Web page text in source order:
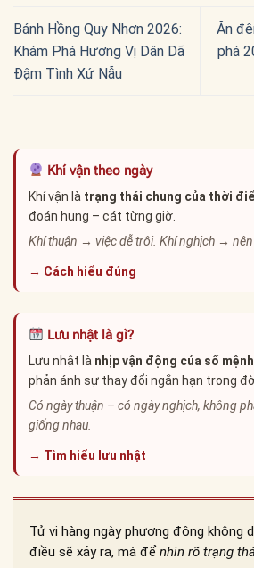
Bánh Hồng Quy Nhơn 2026:
Khám Phá Hương Vị Dân Dã
Đậm Tình Xứ Nẫu
Ăn
phá
Khí vận theo ngày
Khí vận là trạng thái chung của thời
đoán hung – cát từng giờ.
Khí thuận → việc dễ trôi. Khí nghịch → nên
→ Cách hiểu đúng
Lưu nhật là gì?
Lưu nhật là nhịp vận động của số
phản ánh sự thay đổi ngắn hạn trong
Có ngày thuận – có ngày nghịch, không
giống nhau.
→ Tìm hiểu lưu nhật
Tử vi hàng ngày phương đông không
điều sẽ xảy ra, mà đểnhìn rõ trạng